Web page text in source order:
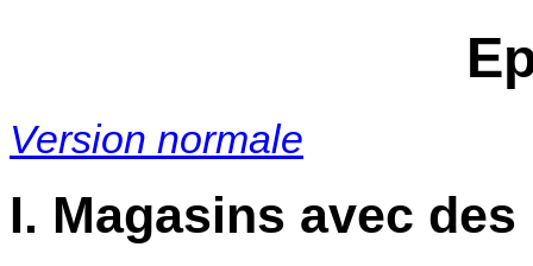
Version normale
I. Magasins avec